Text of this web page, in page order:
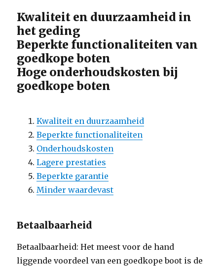
Kwaliteit en duurzaamheid in
het geding
Beperkte functionaliteiten van
goedkope boten
Hoge onderhoudskosten bij
goedkope boten
Kwaliteit en duurzaamheid
Beperkte functionaliteiten
Onderhoudskosten
Lagere prestaties
Beperkte garantie
Minder waardevast
Betaalbaarheid
Betaalbaarheid: Het meest voor de hand
liggende voordeel van een goedkope boot is de